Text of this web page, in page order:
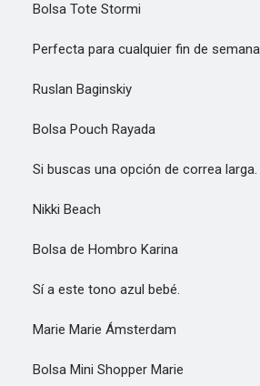
Bolsa Tote Stormi
Perfecta para cualquier fin de
Ruslan Baginskiy
Bolsa Pouch Rayada
Si buscas una opción de correa larga.
Nikki Beach
Bolsa de Hombro Karina
Sí a este tono azul bebé.
Marie Marie Ámsterdam
Bolsa Mini Shopper Marie